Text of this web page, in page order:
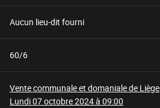
Aucun lieu-dit fourni
60/6
Vente communale et domaniale de Liège
Lundi 07 octobre 2024 à 09:00